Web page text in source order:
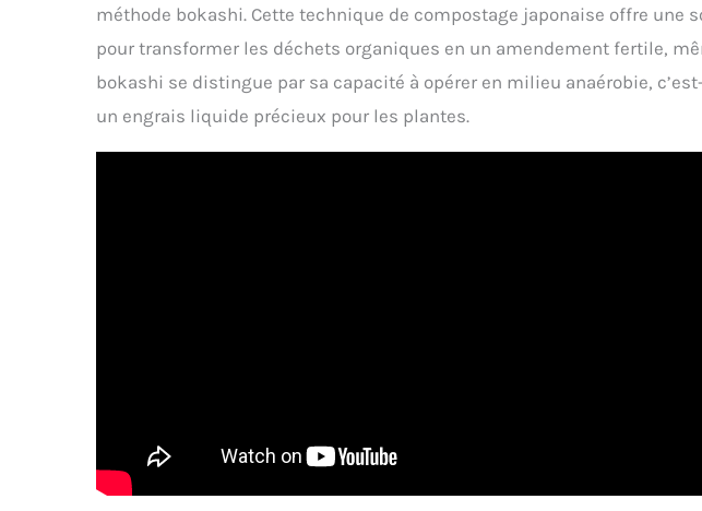
méthode bokashi. Cette technique de compostage japonaise offre une
pour transformer les déchets organiques en un amendement fertile,
bokashi se distingue par sa capacité à opérer en milieu anaérobie,
un engrais liquide précieux pour les plantes.